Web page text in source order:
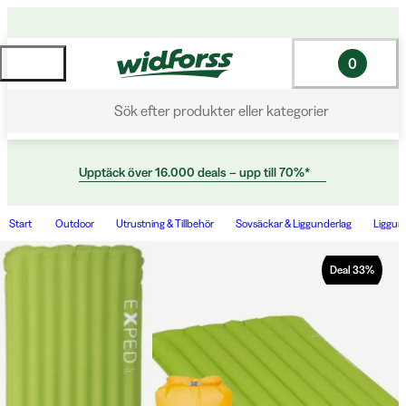
Sök efter produkter eller kategorier
0
Upptäck över 16.000 deals – upp till 70%*
Start Outdoor Utrustning & Tillbehör Sovsäckar & Liggunderlag
Deal 33%